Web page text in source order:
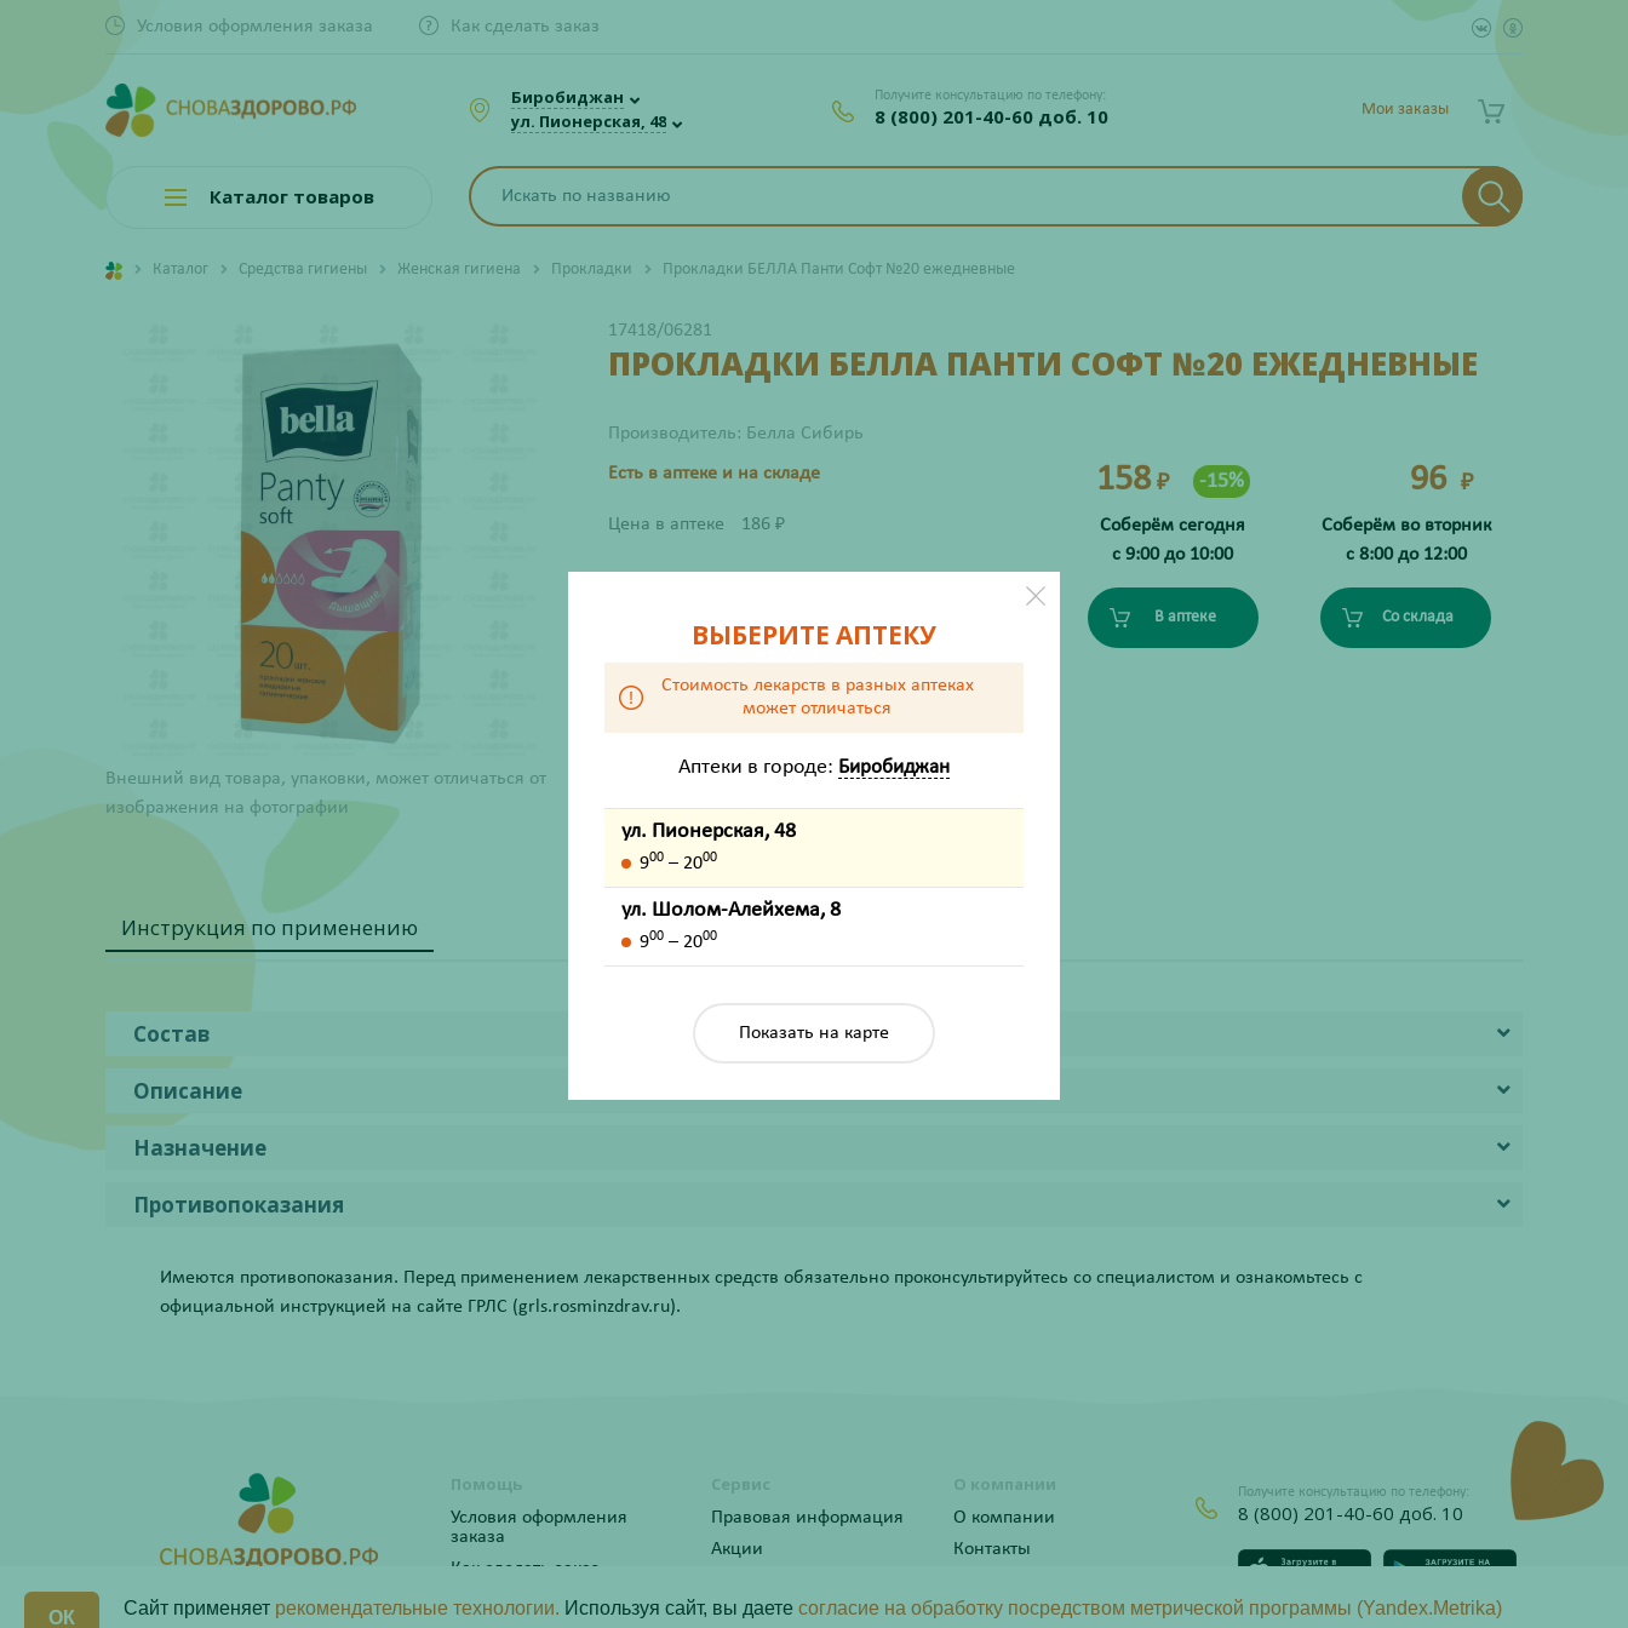
Условия оформления заказа Как сделать заказ
Биробиджан
ул. Пионерская, 48
Получите консультацию по телефону:
8 (800) 201-40-60 доб. 10 Мои заказы
Каталог товаров
Каталог Средства гигиены Женская гигиена Прокладки Прокладки БЕЛЛА Панти Софт №20 ежедневные
Внешний вид товара, упаковки, может отличаться от
изображения на фотографии
17418/06281
ПРОКЛАДКИ БЕЛЛА ПАНТИ СОФТ №20 ЕЖЕДНЕВНЫЕ
Производитель: Белла Сибирь
Есть в аптеке и на складе
Цена в аптеке 186 ₽
158 ₽ -15%
Соберём сегодня
с 9:00 до 10:00
В аптеке
96 ₽
Соберём во вторник
с 8:00 до 12:00
Со склада
ХАРАКТЕРИСТИКИ
Производитель
Белла Сибирь
Жизненно важный
Инструкция по применению
Состав
Описание
Назначение
Противопоказания
Имеются противопоказания. Перед применением лекарственных средств обязательно проконсультируйтесь со специалистом и ознакомьтесь с
официальной инструкцией на сайте ГРЛС (grls.rosminzdrav.ru).
Помощь
Условия оформления
заказа
Как сделать заказ
Программы лояльности
Сервис
Правовая информация
Акции
О компании
О компании
Контакты
Получите консультацию по телефону:
8 (800) 201-40-60 доб. 10
Сайт применяет рекомендательные технологии. Используя сайт, вы даете согласие на обработку посредством метрической программы (Yandex.Metrika)
ОК
ВЫБЕРИТЕ АПТЕКУ
Стоимость лекарств в разных аптеках
может отличаться
Аптеки в городе: Биробиджан
ул. Пионерская, 48
900 – 2000
ул. Шолом-Алейхема, 8
900 – 2000
Показать на карте